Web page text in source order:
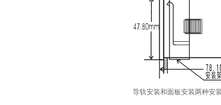
导轨安装和面板安装两种安